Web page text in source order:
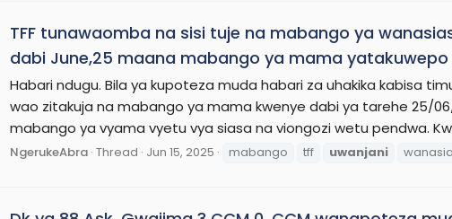
TFF tunawaomba na sisi tuje na mabango ya
dabi June,25 maana mabango ya mama yatakuwepo
Habari ndugu. Bila ya kupoteza muda habari za uhakika kabisa
wao zitakuja na mabango ya mama kwenye dabi ya tarehe 25/
mabango ya vyama vyetu vya siasa na viongozi wetu pendwa.
NgerukeAbra Thread Jun 15, 2025 mabango tff uwanjani